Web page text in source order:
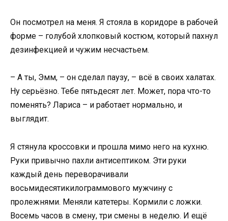
Он посмотрел на меня. Я стояла в коридоре в рабочей
форме – голубой хлопковый костюм, который пахнул
дезинфекцией и чужим несчастьем.
– А ты, Эмм, – он сделал паузу, – всё в своих халатах.
Ну серьёзно. Тебе пятьдесят лет. Может, пора что-то
поменять? Лариса – и работает нормально, и
выглядит.
Я стянула кроссовки и прошла мимо него на кухню.
Руки привычно пахли антисептиком. Эти руки
каждый день переворачивали
восьмидесятикилограммового мужчину с
пролежнями. Меняли катетеры. Кормили с ложки.
Восемь часов в смену, три смены в неделю. И ещё